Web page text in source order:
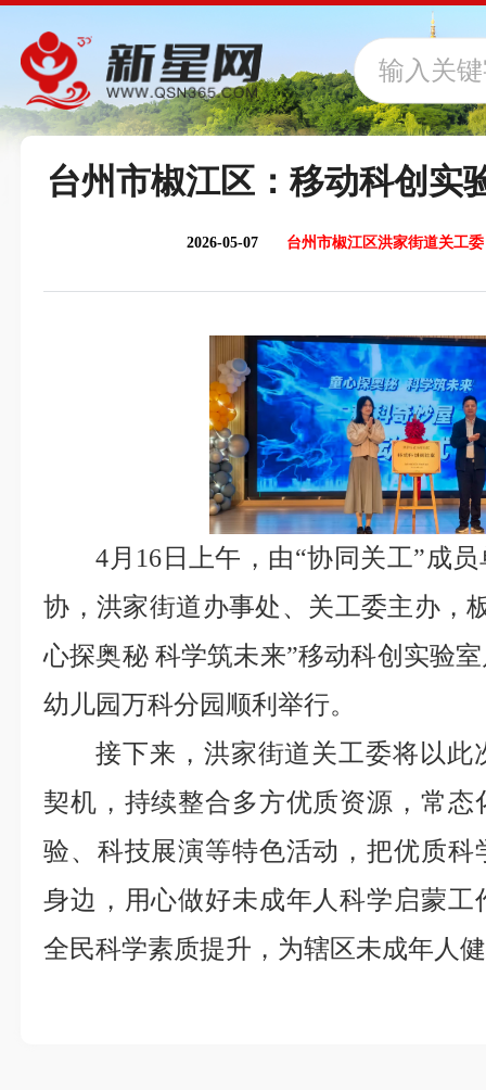
台州市椒江区：移动科创实
2026-05-07 台州市椒江区洪家街道关工
4月16日上午，由“协同关工”成
协，洪家街道办事处、关工委主办，
心探奥秘 科学筑未来”移动科创实验
幼儿园万科分园顺利举行。
接下来，洪家街道关工委将以此
契机，持续整合多方优质资源，常
验、科技展演等特色活动，把优质
身边，用心做好未成年人科学启蒙
全民科学素质提升，为辖区未成年人